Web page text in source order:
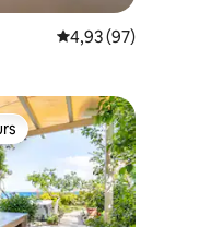
Évaluation moyenne
4,93 (97)